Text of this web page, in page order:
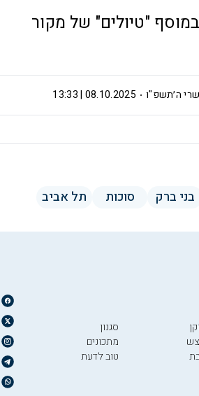
"טיולים" של מקור
ה׳תשפ"ו 08.10.2025 | 13:33
בני ברק סוכות תל אביב
סגנון
מתכונים
טוב לדעת